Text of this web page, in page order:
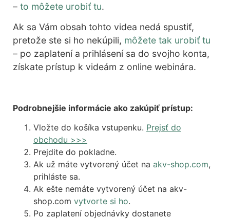
– to môžete urobiť tu.
Ak sa Vám obsah tohto videa nedá spustiť,
pretože ste si ho nekúpili, môžete tak urobiť tu
– po zaplatení a prihlásení sa do svojho konta,
získate prístup k videám z online webinára.
Podrobnejšie informácie ako zakúpiť prístup:
Vložte do košíka vstupenku. Prejsť do
obchodu >>>
Prejdite do pokladne.
Ak už máte vytvorený účet na akv-shop.com,
prihláste sa.
Ak ešte nemáte vytvorený účet na akv-
shop.com vytvorte si ho.
Po zaplatení objednávky dostanete